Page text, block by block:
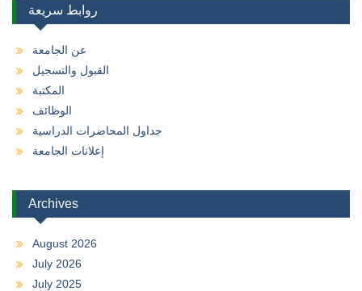
روابط سريعة
عن الجامعة
القبول والتسجيل
المكتبة
الوظائف
جداول المحاضرات الدراسية
إعلانات الجامعة
Archives
August 2026
July 2026
July 2025